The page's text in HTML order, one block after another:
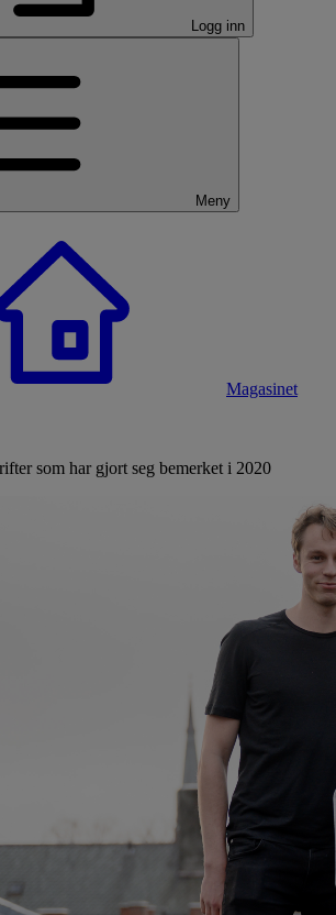
Logg inn
Meny
Magasinet
som har gjort seg bemerket i 2020